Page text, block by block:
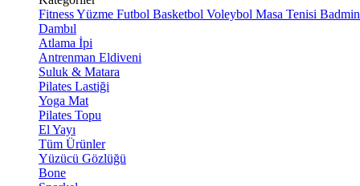
FitnessYüzme Futbol Basketbol Voleybol Masa Tenisi
Dambıl
Atlama İpi
Antrenman Eldiveni
Suluk & Matara
Pilates Lastiği
Yoga Mat
Pilates Topu
El Yayı
Tüm Ürünler
Yüzücü Gözlüğü
Bone